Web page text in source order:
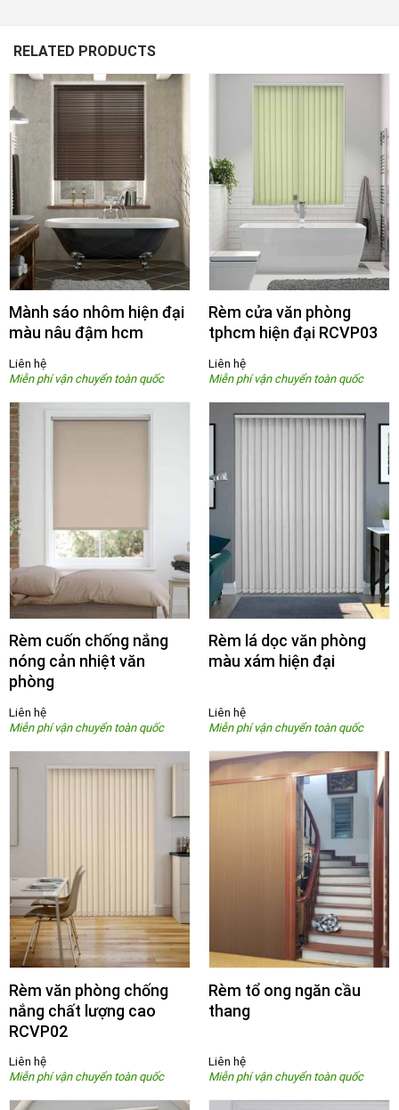
RELATED PRODUCTS
Mành sáo nhôm hiện đại
màu nâu đậm hcm
Liên hệ
Rèm cửa văn phòng
tphcm hiện đại RCVP03
Liên hệ
Rèm cuốn chống nắng
nóng cản nhiệt văn
phòng
Liên hệ
Rèm lá dọc văn phòng
màu xám hiện đại
Liên hệ
Rèm văn phòng chống
nắng chất lượng cao
RCVP02
Liên hệ
Rèm tổ ong ngăn cầu
thang
Liên hệ